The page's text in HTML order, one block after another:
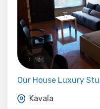
Our House Luxury
Kavala